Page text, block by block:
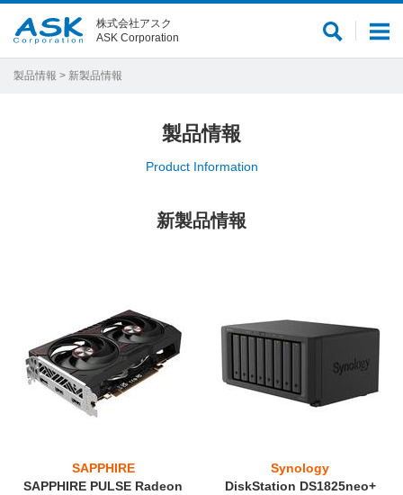
メ
サ
株式会社アスク
ASK Corporation
製品情報 > 新製品情報
製品情報
Product Information
新製品情報
SAPPHIRE
SAPPHIRE PULSE Radeon
Synology
DiskStation DS1825neo+